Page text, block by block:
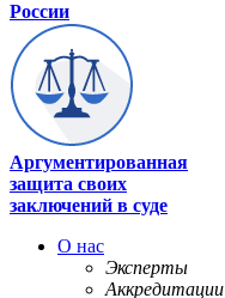
России
Аргументированная
защита своих
заключений в суде
О нас
Эксперты
Аккредитации